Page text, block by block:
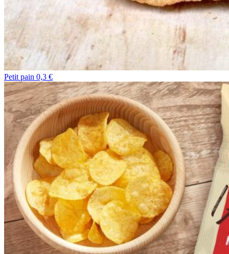
Petit pain 0,3 €